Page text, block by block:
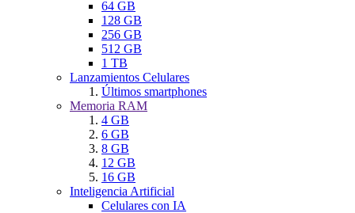
64 GB
128 GB
256 GB
512 GB
1 TB
Lanzamientos Celulares
Últimos smartphones
Memoria RAM
4 GB
6 GB
8 GB
12 GB
16 GB
Inteligencia Artificial
Celulares con IA